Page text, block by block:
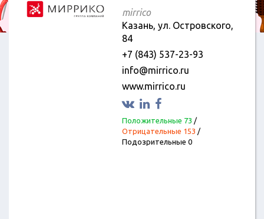
mirrico
Казань, ул. Островского,
84
+7 (843) 537-23-93
info@mirrico.ru
www.mirrico.ru
Положительные 73 /
Отрицательные 153 /
Подозрительные 0